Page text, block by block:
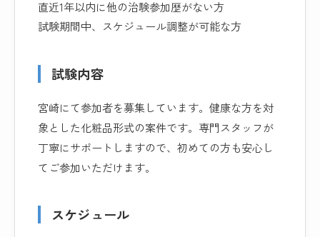
直近1年以内に他の治験参加歴がない方
試験期間中、スケジュール調整が可能な方
試験内容
宮崎にて参加者を募集しています。健康な方を対
象とした化粧品形式の案件です。専門スタッフが
丁寧にサポートしますので、初めての方も安心し
てご参加いただけます。
スケジュール